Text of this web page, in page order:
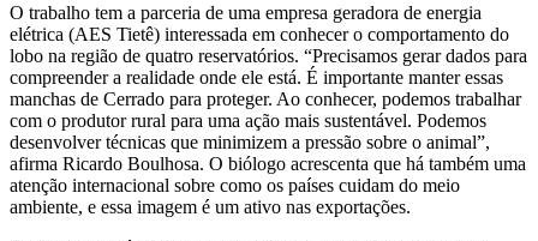
O trabalho tem a parceria de uma empresa geradora de energia
elétrica (AES Tietê) interessada em conhecer o comportamento do
lobo na região de quatro reservatórios. “Precisamos gerar dados para
compreender a realidade onde ele está. É importante manter essas
manchas de Cerrado para proteger. Ao conhecer, podemos trabalhar
com o produtor rural para uma ação mais sustentável. Podemos
desenvolver técnicas que minimizem a pressão sobre o animal”,
afirma Ricardo Boulhosa. O biólogo acrescenta que há também uma
atenção internacional sobre como os países cuidam do meio
ambiente, e essa imagem é um ativo nas exportações.